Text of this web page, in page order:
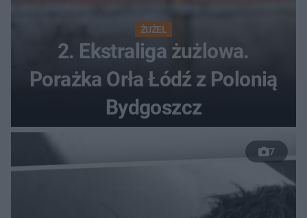
ŻUŻEL
2. Ekstraliga żużlowa.
Porażka Orła Łódź z Polonią
Bydgoszcz
7